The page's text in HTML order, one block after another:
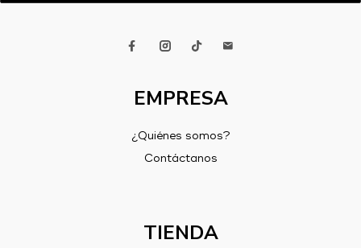
EMPRESA
¿Quiénes somos?
Contáctanos
TIENDA